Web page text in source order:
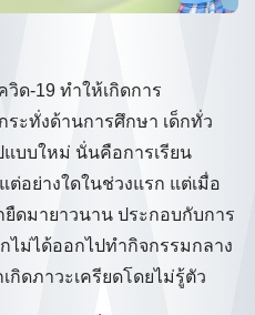
ด-19 ทำให้เกิดการ
ระทั่งด้านการศึกษา เด็กทั่ว
แบบใหม่ นั่นคือการเรียน
อย่างใดในช่วงแรก แต่เมื่อ
ดมายาวนาน ประกอบกับการ
ไม่ได้ออกไปทำกิจกรรมกลาง
กิดภาวะเครียดโดยไม่รู้ตัว